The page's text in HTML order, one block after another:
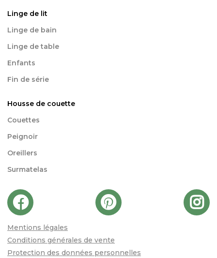
Linge de lit
Linge de bain
Linge de table
Enfants
Fin de série
Housse de couette
Couettes
Peignoir
Oreillers
Surmatelas
Mentions légales
Conditions générales de vente
Protection des données personnelles